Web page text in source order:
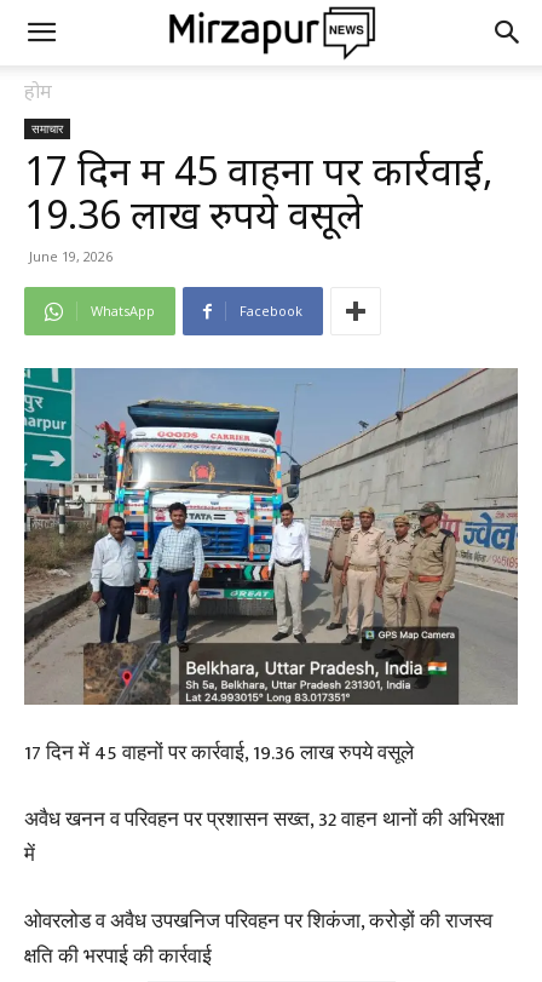
होम
समाचार
17 दिन में 45 वाहनों पर कार्रवाई,
19.36 लाख रुपये वसूले
June 19, 2026
WhatsApp Facebook
17 दिन में 45 वाहनों पर कार्रवाई, 19.36 लाख रुपये वसूले
अवैध खनन व परिवहन पर प्रशासन सख्त, 32 वाहन थानों की अभिरक्षा
में
ओवरलोड व अवैध उपखनिज परिवहन पर शिकंजा, करोड़ों की राजस्व
क्षति की भरपाई की कार्रवाई